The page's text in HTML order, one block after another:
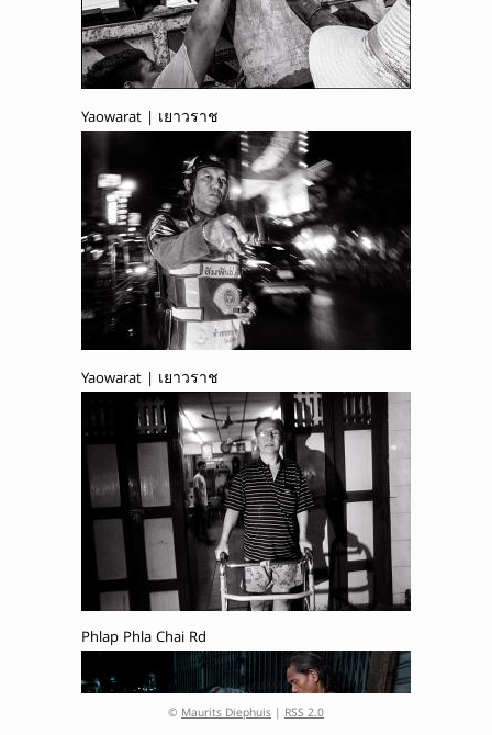
Yaowarat | เยาวราช
Yaowarat | เยาวราช
Phlap Phla Chai Rd
© Maurits Diephuis | RSS 2.0